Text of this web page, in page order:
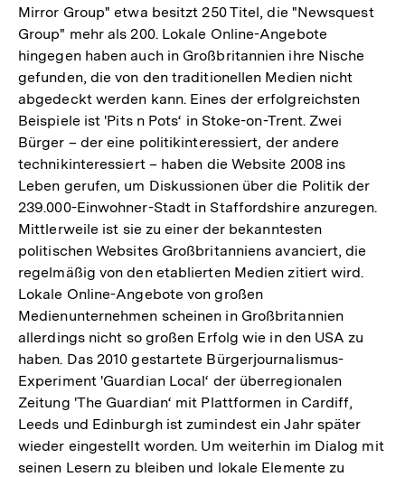
Mirror Group" etwa besitzt 250 Titel, die "Newsquest
Group" mehr als 200. Lokale Online-Angebote
hingegen haben auch in Großbritannien ihre Nische
gefunden, die von den traditionellen Medien nicht
abgedeckt werden kann. Eines der erfolgreichsten
Beispiele ist 'Pits n Pots‘ in Stoke-on-Trent. Zwei
Bürger – der eine politikinteressiert, der andere
technikinteressiert – haben die Website 2008 ins
Leben gerufen, um Diskussionen über die Politik der
239.000-Einwohner-Stadt in Staffordshire anzuregen.
Mittlerweile ist sie zu einer der bekanntesten
politischen Websites Großbritanniens avanciert, die
regelmäßig von den etablierten Medien zitiert wird.
Lokale Online-Angebote von großen
Medienunternehmen scheinen in Großbritannien
allerdings nicht so großen Erfolg wie in den USA zu
haben. Das 2010 gestartete Bürgerjournalismus-
Experiment 'Guardian Local‘ der überregionalen
Zeitung 'The Guardian‘ mit Plattformen in Cardiff,
Leeds und Edinburgh ist zumindest ein Jahr später
wieder eingestellt worden. Um weiterhin im Dialog mit
seinen Lesern zu bleiben und lokale Elemente zu